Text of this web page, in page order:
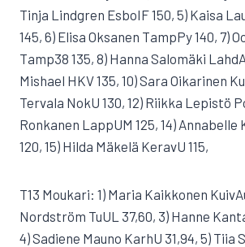
Tinja Lindgren EsboIF 150, 5) Kaisa
145, 6) Elisa Oksanen TampPy 140, 7)
Tamp38 135, 8) Hanna Salomäki
Mishael HKV 135, 10) Sara Oikarinen
Tervala NokU 130, 12) Riikka Lepistö
Ronkanen LappUM 125, 14) Annabelle
120, 15) Hilda Mäkelä KeravU 115,
T13 Moukari: 1) Maria Kaikkonen
Nordström TuUL 37,60, 3) Hanne
4) Sadiene Mauno KarhU 31,94, 5) Tiia